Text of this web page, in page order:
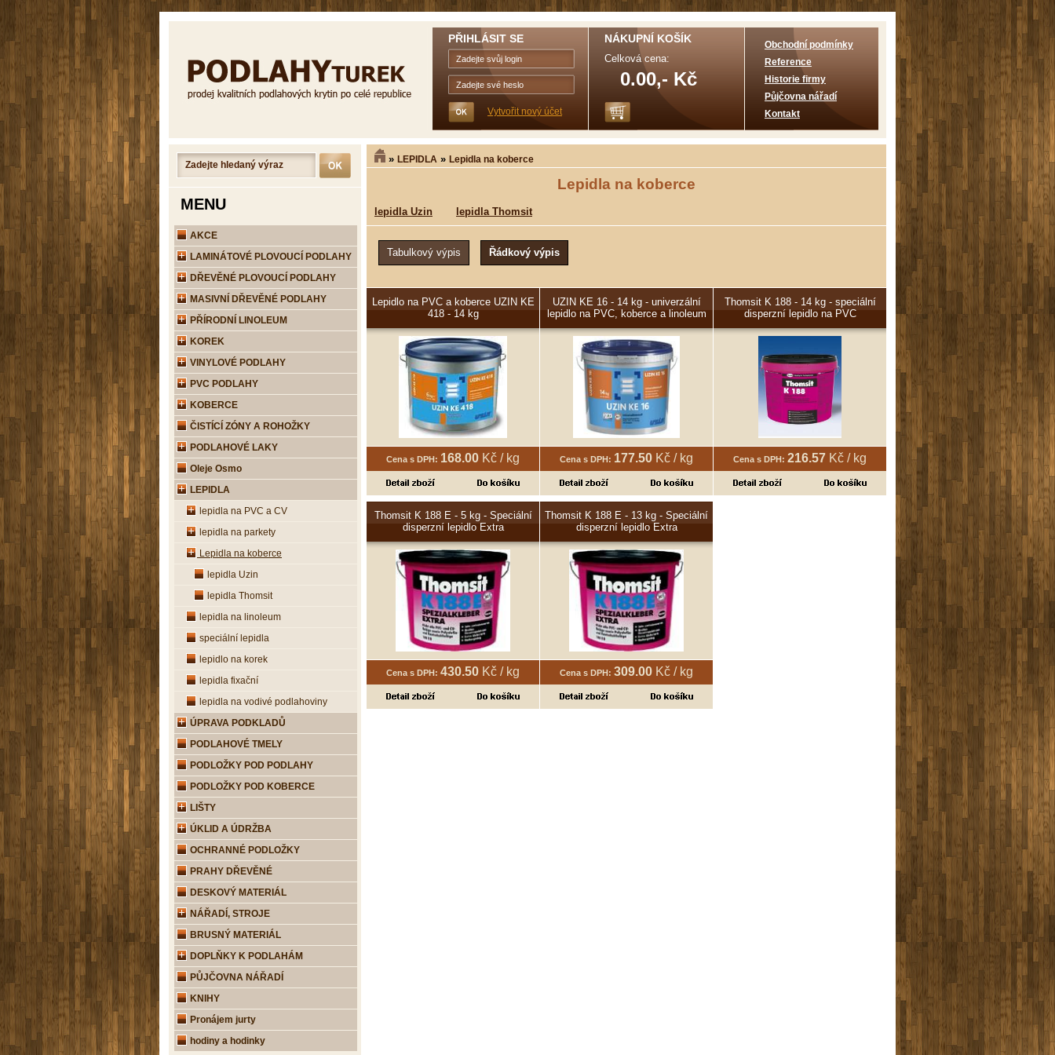
» LEPIDLA » Lepidla na koberce
Lepidla na koberce
lepidla Uzin lepidla Thomsit
Lepidlo na PVC a koberce UZIN KE
418 - 14 kg
Cena s DPH: 168.00 Kč / kg
UZIN KE 16 - 14 kg - univerzální
lepidlo na PVC, koberce a linoleum
Cena s DPH: 177.50 Kč / kg
Thomsit K 188 - 14 kg - speciální
disperzní lepidlo na PVC
Cena s DPH: 216.57 Kč / kg
Thomsit K 188 E - 5 kg - Speciální
disperzní lepidlo Extra
Cena s DPH: 430.50 Kč / kg
Thomsit K 188 E - 13 kg - Speciální
disperzní lepidlo Extra
Cena s DPH: 309.00 Kč / kg
PŘIHLÁSIT SE
Vytvořit nový účet
NÁKUPNÍ KOŠÍK
Celková cena:
0.00,- Kč
Obchodní podmínky
Reference
Historie firmy
Půjčovna nářadí
Kontakt
MENU
AKCE
LAMINÁTOVÉ PLOVOUCÍ PODLAHY
DŘEVĚNÉ PLOVOUCÍ PODLAHY
MASIVNÍ DŘEVĚNÉ PODLAHY
PŘÍRODNÍ LINOLEUM
KOREK
VINYLOVÉ PODLAHY
PVC PODLAHY
KOBERCE
ČISTÍCÍ ZÓNY A ROHOŽKY
PODLAHOVÉ LAKY
Oleje Osmo
LEPIDLA
lepidla na PVC a CV
lepidla na parkety
Lepidla na koberce
lepidla Uzin
lepidla Thomsit
lepidla na linoleum
speciální lepidla
lepidlo na korek
lepidla fixační
lepidla na vodivé podlahoviny
ÚPRAVA PODKLADŮ
PODLAHOVÉ TMELY
PODLOŽKY POD PODLAHY
PODLOŽKY POD KOBERCE
LIŠTY
ÚKLID A ÚDRŽBA
OCHRANNÉ PODLOŽKY
PRAHY DŘEVĚNÉ
DESKOVÝ MATERIÁL
NÁŘADÍ, STROJE
BRUSNÝ MATERIÁL
DOPLŇKY K PODLAHÁM
PŮJČOVNA NÁŘADÍ
KNIHY
Pronájem jurty
hodiny a hodinky